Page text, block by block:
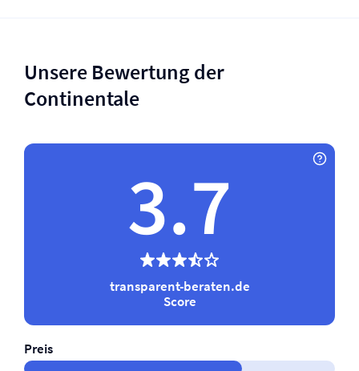
Unsere Bewertung der
Continentale
3.7
transparent-beraten.de
Score
Preis